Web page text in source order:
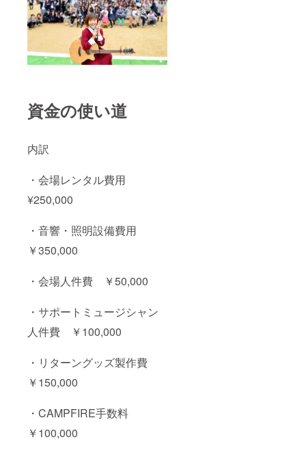
資金の使い道
内訳
・会場レンタル費用
¥250,000
・音響・照明設備費用
￥350,000
・会場人件費 ￥50,000
・サポートミュージシャン
人件費 ￥100,000
・リターングッズ製作費
￥150,000
・CAMPFIRE手数料
￥100,000